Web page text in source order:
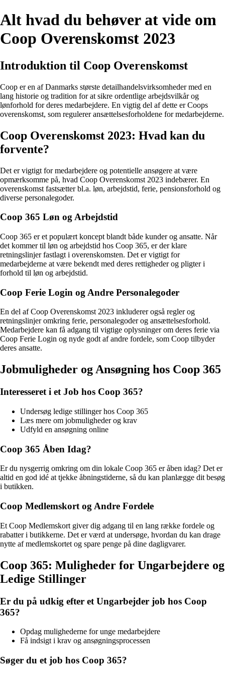
Alt hvad du behøver at vide om
Coop Overenskomst 2023
Introduktion til Coop Overenskomst
Coop er en af Danmarks største detailhandelsvirksomheder med en
lang historie og tradition for at sikre ordentlige arbejdsvilkår og
lønforhold for deres medarbejdere. En vigtig del af dette er Coops
overenskomst, som regulerer ansættelsesforholdene for medarbejderne.
Coop Overenskomst 2023: Hvad kan du
forvente?
Det er vigtigt for medarbejdere og potentielle ansøgere at være
opmærksomme på, hvad Coop Overenskomst 2023 indebærer. En
overenskomst fastsætter bl.a. løn, arbejdstid, ferie, pensionsforhold og
diverse personalegoder.
Coop 365 Løn og Arbejdstid
Coop 365 er et populært koncept blandt både kunder og ansatte. Når
det kommer til løn og arbejdstid hos Coop 365, er der klare
retningslinjer fastlagt i overenskomsten. Det er vigtigt for
medarbejderne at være bekendt med deres rettigheder og pligter i
forhold til løn og arbejdstid.
Coop Ferie Login og Andre Personalegoder
En del af Coop Overenskomst 2023 inkluderer også regler og
retningslinjer omkring ferie, personalegoder og ansættelsesforhold.
Medarbejdere kan få adgang til vigtige oplysninger om deres ferie via
Coop Ferie Login og nyde godt af andre fordele, som Coop tilbyder
deres ansatte.
Jobmuligheder og Ansøgning hos Coop 365
Interesseret i et Job hos Coop 365?
Undersøg ledige stillinger hos Coop 365
Læs mere om jobmuligheder og krav
Udfyld en ansøgning online
Coop 365 Åben Idag?
Er du nysgerrig omkring om din lokale Coop 365 er åben idag? Det er
altid en god idé at tjekke åbningstiderne, så du kan planlægge dit besøg
i butikken.
Coop Medlemskort og Andre Fordele
Et Coop Medlemskort giver dig adgang til en lang række fordele og
rabatter i butikkerne. Det er værd at undersøge, hvordan du kan drage
nytte af medlemskortet og spare penge på dine dagligvarer.
Coop 365: Muligheder for Ungarbejdere og
Ledige Stillinger
Er du på udkig efter et Ungarbejder job hos Coop
365?
Opdag mulighederne for unge medarbejdere
Få indsigt i krav og ansøgningsprocessen
Søger du et job hos Coop 365?